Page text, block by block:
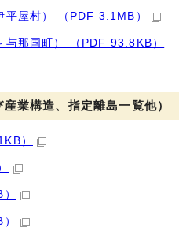
平屋村） （PDF 3.1MB）
那国町） （PDF 93.8KB）
業構造、指定離島一覧他）
）